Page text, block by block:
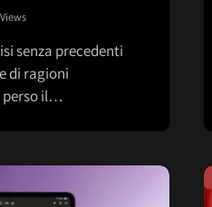
Views
senza precedenti
di ragioni
perso il…